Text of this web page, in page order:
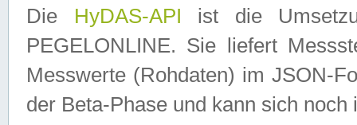
Die HyDAS-API ist die
PEGELONLINE. Sie liefert
Messwerte (Rohdaten) im JSON-
der Beta-Phase und kann sich noch